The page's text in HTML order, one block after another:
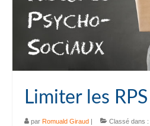
Limiter les RPS
par Romuald Giraud | Classé dans :